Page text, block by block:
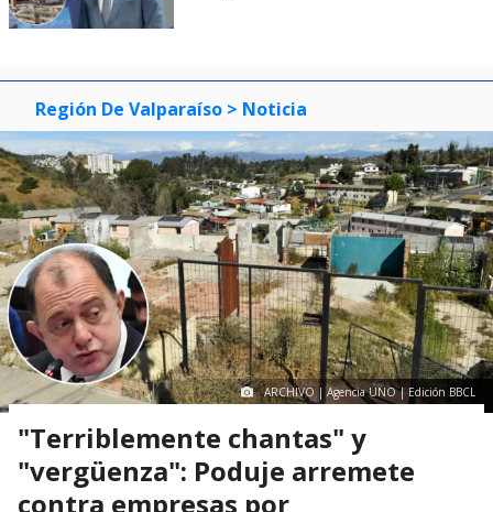
Región De Valparaíso > Noticia
ARCHIVO | Agencia UNO | Edición BBCL
"Terriblemente chantas" y
"vergüenza": Poduje arremete
contra empresas por